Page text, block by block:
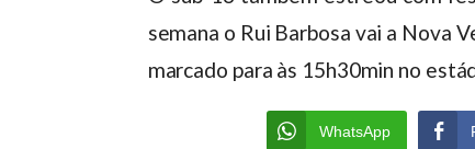
semana o Rui Barbosa vai a Nova
marcado para às 15h30min no
WhatsApp